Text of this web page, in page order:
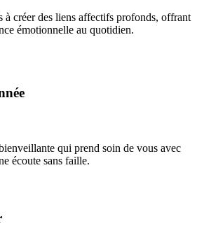
à créer des liens affectifs profonds, offrant
émotionnelle au quotidien.
qui prend soin de vous avec
écoute sans faille.